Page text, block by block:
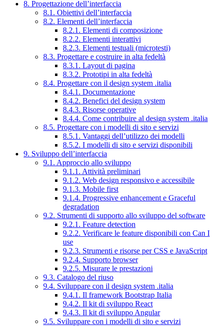
8. Progettazione dell’interfaccia
8.1. Obiettivi dell’interfaccia
8.2. Elementi dell’interfaccia
8.2.1. Elementi di composizione
8.2.2. Elementi interattivi
8.2.3. Elementi testuali (microtesti)
8.3. Progettare e costruire in alta fedeltà
8.3.1. Layout di pagina
8.3.2. Prototipi in alta fedeltà
8.4. Progettare con il design system .italia
8.4.1. Documentazione
8.4.2. Benefici del design system
8.4.3. Risorse operative
8.4.4. Come contribuire al design system .italia
8.5. Progettare con i modelli di sito e servizi
8.5.1. Vantaggi dell’utilizzo dei modelli
8.5.2. I modelli di sito e servizi disponibili
9. Sviluppo dell’interfaccia
9.1. Approccio allo sviluppo
9.1.1. Attività preliminari
9.1.2. Web design responsivo e accessibile
9.1.3. Mobile first
9.1.4. Progressive enhancement e Graceful
degradation
9.2. Strumenti di supporto allo sviluppo del software
9.2.1. Feature detection
9.2.2. Verificare le feature disponibili con Can I
use
9.2.3. Strumenti e risorse per CSS e JavaScript
9.2.4. Supporto browser
9.2.5. Misurare le prestazioni
9.3. Catalogo del riuso
9.4. Sviluppare con il design system .italia
9.4.1. Il framework Bootstrap Italia
9.4.2. Il kit di sviluppo React
9.4.3. Il kit di sviluppo Angular
9.5. Sviluppare con i modelli di sito e servizi